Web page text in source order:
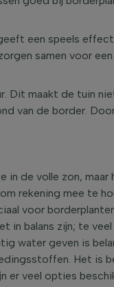
een speels
samen voor een
Dit maakt de tuin
van de border.
de volle zon, maar
rekening mee te
voor
in balans zijn; te veel
water geven is
Het is
er veel opties